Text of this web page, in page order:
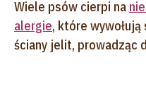
Wiele psów cierpi na
alergie, które
ściany jelit, prowadząc